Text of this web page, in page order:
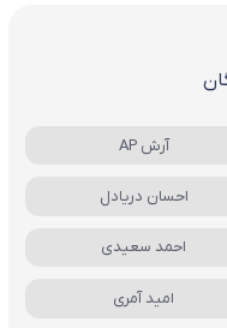
آرش AP
احسان دریادل
احمد سعیدی
امید آمری